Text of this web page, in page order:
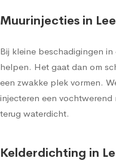
Muurinjecties in
Bij kleine beschadigingen
helpen. Het gaat dan om
een zwakke plek vormen.
injecteren een vochtwerend
terug waterdicht.
Kelderdichting in